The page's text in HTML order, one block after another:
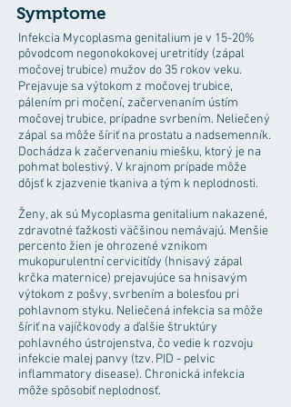
Symptome
Infekcia Mycoplasma genitalium je v 15-20%
pôvodcom negonokokovej uretritídy (zápal
močovej trubice) mužov do 35 rokov veku.
Prejavuje sa výtokom z močovej trubice,
pálením pri močení, začervenaním ústím
močovej trubice, prípadne svrbením. Neliečený
zápal sa môže šíriť na prostatu a nadsemenník.
Dochádza k začervenaniu miešku, ktorý je na
pohmat bolestivý. V krajnom prípade môže
dôjsť k zjazvenie tkaniva a tým k neplodnosti.
Ženy, ak sú Mycoplasma genitalium nakazené,
zdravotné ťažkosti väčšinou nemávajú. Menšie
percento žien je ohrozené vznikom
mukopurulentní cervicitídy (hnisavý zápal
krčka maternice) prejavujúce sa hnisavým
výtokom z pošvy, svrbením a bolesťou pri
pohlavnom styku. Neliečená infekcia sa môže
šíriť na vajíčkovody a ďalšie štruktúry
pohlavného ústrojenstva, čo vedie k rozvoju
infekcie malej panvy (tzv. PID - pelvic
inflammatory disease). Chronická infekcia
môže spôsobiť neplodnosť.